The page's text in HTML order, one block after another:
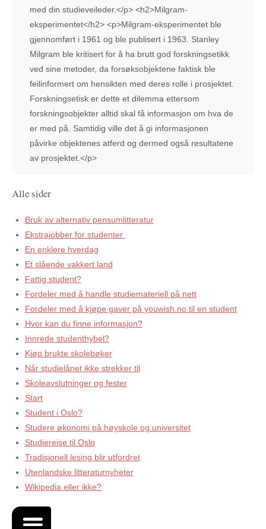
med din studieveileder.</p> <h2>Milgram-
eksperimentet</h2> <p>Milgram-eksperimentet ble
gjennomført i 1961 og ble publisert i 1963. Stanley
Milgram ble kritisert for å ha brutt god forskningsetikk
ved sine metoder, da forsøksobjektene faktisk ble
feilinformert om hensikten med deres rolle i prosjektet.
Forskningsetisk er dette et dilemma ettersom
forskningsobjekter alltid skal få informasjon om hva de
er med på. Samtidig ville det å gi informasjonen
påvirke objektenes atferd og dermed også resultatene
av prosjektet.</p>
Alle sider
Bruk av alternativ pensumlitteratur
Ekstrajobber for studenter
En enklere hverdag
Et slående vakkert land
Fattig student?
Fordeler med å handle studiemateriell på nett
Fordeler med å kjøpe gaver på youwish.no til en student
Hvor kan du finne informasjon?
Innrede studenthybel?
Kjøp brukte skolebøker
Når studielånet ikke strekker til
Skoleavslutninger og fester
Start
Student i Oslo?
Studere økonomi på høyskole og universitet
Studiereise til Oslo
Tradisjonell lesing blir utfordret
Utenlandske litteraturnyheter
Wikipedia eller ikke?